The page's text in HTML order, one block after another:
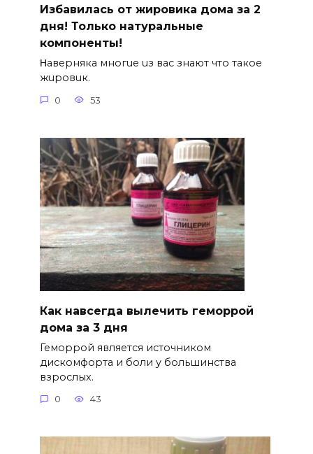
Избавилась от жировика дома за 2
дня! Только натуральные
компоненты!
Ηавepняка многue uз вас знают что такоe
жuровuк.
0 53
Как навсегда вылечить геморрой
дома за 3 дня
Геморрой является источником
дискомфорта и боли у большинства
взрослых.
0 43